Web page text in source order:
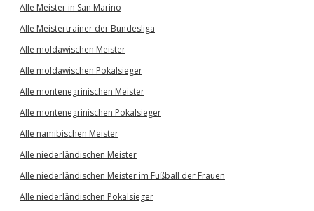
Alle Meister in San Marino
Alle Meistertrainer der Bundesliga
Alle moldawischen Meister
Alle moldawischen Pokalsieger
Alle montenegrinischen Meister
Alle montenegrinischen Pokalsieger
Alle namibischen Meister
Alle niederländischen Meister
Alle niederländischen Meister im Fußball der Frauen
Alle niederländischen Pokalsieger